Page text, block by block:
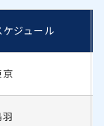
ジュール
京
羽